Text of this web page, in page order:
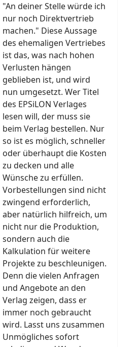
"An deiner Stelle würde ich
nur noch Direktvertrieb
machen." Diese Aussage
des ehemaligen Vertriebes
ist das, was nach hohen
Verlusten hängen
geblieben ist, und wird
nun umgesetzt. Wer Titel
des EPSiLON Verlages
lesen will, der muss sie
beim Verlag bestellen. Nur
so ist es möglich, schneller
oder überhaupt die Kosten
zu decken und alle
Wünsche zu erfüllen.
Vorbestellungen sind nicht
zwingend erforderlich,
aber natürlich hilfreich, um
nicht nur die Produktion,
sondern auch die
Kalkulation für weitere
Projekte zu beschleunigen.
Denn die vielen Anfragen
und Angebote an den
Verlag zeigen, dass er
immer noch gebraucht
wird. Lasst uns zusammen
Unmögliches sofort